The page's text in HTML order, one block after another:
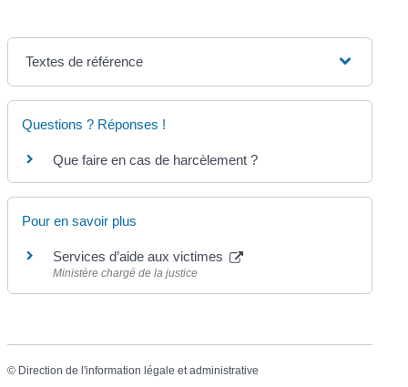
Textes de référence
Questions ? Réponses !
Que faire en cas de harcèlement ?
Pour en savoir plus
Services d’aide aux victimes
Ministère chargé de la justice
© Direction de l'information légale et administrative